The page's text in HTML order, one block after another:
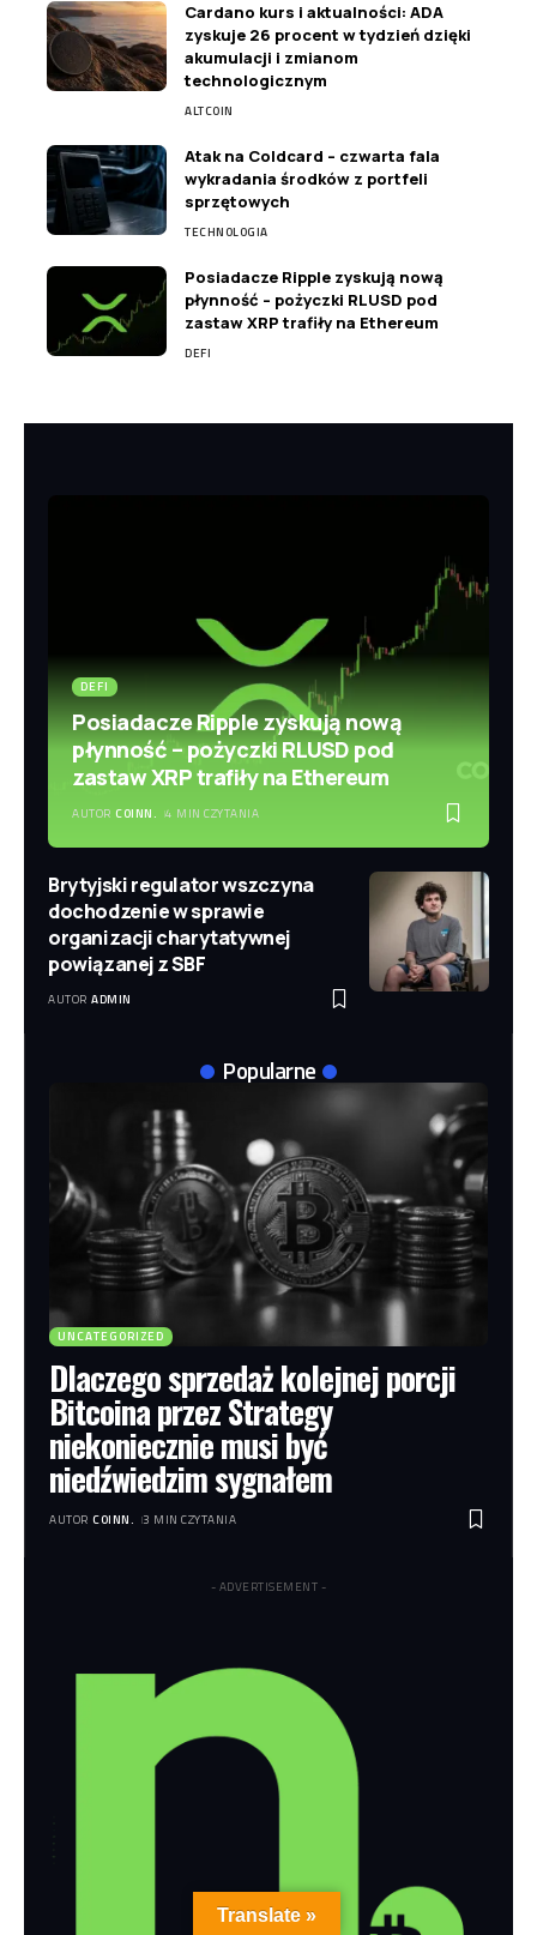
Cardano kurs i aktualności: ADA
zyskuje 26 procent w tydzień dzięki
akumulacji i zmianom
technologicznym
ALTCOIN
Atak na Coldcard – czwarta fala
wykradania środków z portfeli
sprzętowych
TECHNOLOGIA
Posiadacze Ripple zyskują nową
płynność – pożyczki RLUSD pod
zastaw XRP trafiły na Ethereum
DEFI
DEFI
Posiadacze Ripple zyskują nową
płynność – pożyczki RLUSD pod
zastaw XRP trafiły na Ethereum
AUTOR COINN. 4 MIN CZYTANIA
Brytyjski regulator wszczyna
dochodzenie w sprawie
organizacji charytatywnej
powiązanej z SBF
AUTOR ADMIN
Popularne
UNCATEGORIZED
Dlaczego sprzedaż kolejnej porcji
Bitcoina przez Strategy
niekoniecznie musi być
niedźwiedzim sygnałem
AUTOR COINN. 3 MIN CZYTANIA
- ADVERTISEMENT -
Translate »